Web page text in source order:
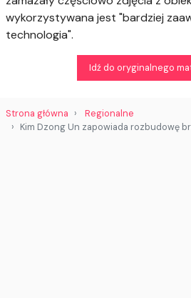
wykorzystywana jest "bardziej
technologia".
Idź do oryginalnego
Strona główna
Regionalne
Kim Dzong Un zapowiada rozbudowę